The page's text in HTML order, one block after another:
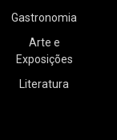
Gastronomia
Arte e
Exposições
Literatura